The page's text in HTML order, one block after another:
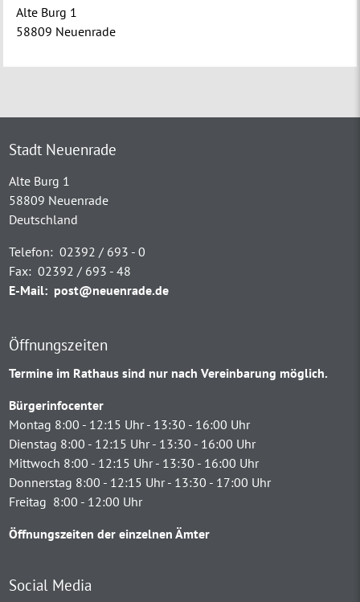
Alte Burg 1
58809 Neuenrade
Stadt Neuenrade
Alte Burg 1
58809 Neuenrade
Deutschland
Telefon: 02392 / 693 - 0
Fax: 02392 / 693 - 48
E-Mail: post@neuenrade.de
Öffnungszeiten
Termine im Rathaus sind nur nach Vereinbarung möglich.
Bürgerinfocenter
Montag 8:00 - 12:15 Uhr - 13:30 - 16:00 Uhr
Dienstag 8:00 - 12:15 Uhr - 13:30 - 16:00 Uhr
Mittwoch 8:00 - 12:15 Uhr - 13:30 - 16:00 Uhr
Donnerstag 8:00 - 12:15 Uhr - 13:30 - 17:00 Uhr
Freitag 8:00 - 12:00 Uhr
Öffnungszeiten der einzelnen Ämter
Social Media